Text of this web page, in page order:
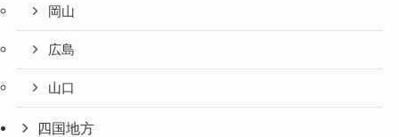
岡山
広島
山口
四国地方